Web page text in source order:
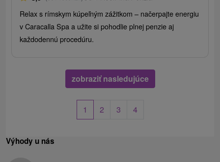
Relax s rímskym kúpeľným zážitkom – načerpajte energiu
v Caracalla Spa a užite si pohodlie plnej penzie aj
každodennú procedúru.
zobraziť nasledujúce
1 2 3 4
Výhody u nás